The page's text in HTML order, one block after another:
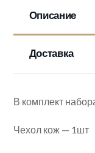
Описание
Доставка
В комплект
Чехол кож — 1шт